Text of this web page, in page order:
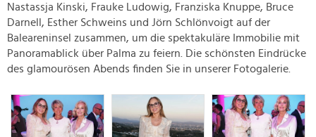
Nastassja Kinski, Frauke Ludowig, Franziska Knuppe, Bruce
Darnell, Esther Schweins und Jörn Schlönvoigt auf der
Baleareninsel zusammen, um die spektakuläre Immobilie mit
Panoramablick über Palma zu feiern. Die schönsten Eindrücke
des glamourösen Abends finden Sie in unserer Fotogalerie.